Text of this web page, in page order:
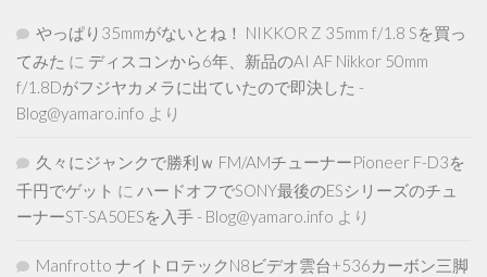
やっぱり35mmがないとね！ NIKKOR Z 35mm f/1.8 Sを買っ
てみた に ディスコンから6年、新品のAI AF Nikkor 50mm
f/1.8Dがフジヤカメラに出ていたので即決した -
Blog@yamaro.info より
久々にジャンクで勝利ｗ FM/AMチューナーPioneer F-D3を
千円でゲット に ハードオフでSONY最後のESシリーズのチュ
ーナーST-SA50ESを入手 - Blog@yamaro.info より
Manfrotto ナイトロテックN8ビデオ雲台+536カーボン三脚